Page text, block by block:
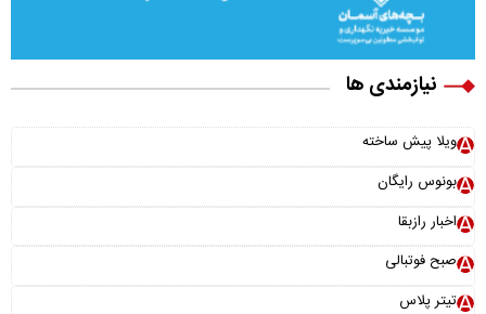
نیازمندی ها
ویلا پیش ساخته
بونوس رایگان
اخبار رازبقا
صبح فوتبالی
تیتر پلاس